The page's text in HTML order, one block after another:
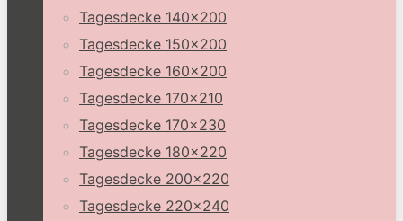
Tagesdecke 140×200
Tagesdecke 150×200
Tagesdecke 160×200
Tagesdecke 170×210
Tagesdecke 170×230
Tagesdecke 180×220
Tagesdecke 200×220
Tagesdecke 220×240